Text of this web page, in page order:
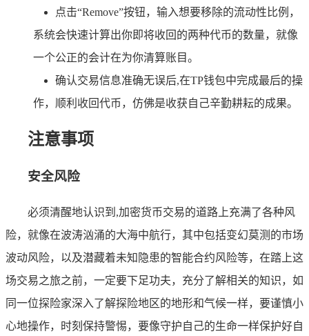
点击“Remove”按钮，输入想要移除的流动性比例，
系统会快速计算出你即将收回的两种代币的数量，就像
一个公正的会计在为你清算账目。
确认交易信息准确无误后,在TP钱包中完成最后的操
作，顺利收回代币，仿佛是收获自己辛勤耕耘的成果。
注意事项
安全风险
必须清醒地认识到,加密货币交易的道路上充满了各种风
险，就像在波涛汹涌的大海中航行，其中包括变幻莫测的市场
波动风险，以及潜藏着未知隐患的智能合约风险等，在踏上这
场交易之旅之前，一定要下足功夫，充分了解相关的知识，如
同一位探险家深入了解探险地区的地形和气候一样，要谨慎小
心地操作，时刻保持警惕，要像守护自己的生命一样保护好自